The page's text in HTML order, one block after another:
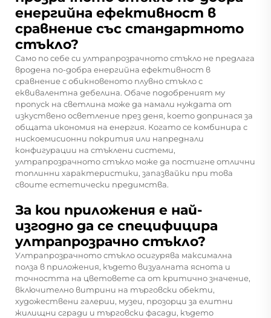
енергийна ефективност в
сравнение със стандартното
стъкло?
Само по себе си ултрапрозрачното стъкло не предлага
вродена по-добра енергийна ефективност в
сравнение с обикновеното плувно стъкло с
еквивалентна дебелина. Обаче подобреният му
пропуск на светлина може да намали нуждата от
изкуствено осветление през деня, което допринася за
общата икономия на енергия. Когато се комбинира с
нискоемисионни покрития или напреднали
конфигурации на стъклени системи,
ултрапрозрачното стъкло може да постигне отлични
топлинни характеристики, запазвайки при това
своите естетически предимства.
За кои приложения е най-
изгодно да се специфицира
ултрапрозрачно стъкло?
Ултрапрозрачното стъкло осигурява максимална
полза в приложения, където визуалната яснота и
точността на цветовете са от критично значение,
включително витрини на търговски обекти,
художествени галерии, музеи, прозорци за елитни
жилищни сгради и търговски фасади, където